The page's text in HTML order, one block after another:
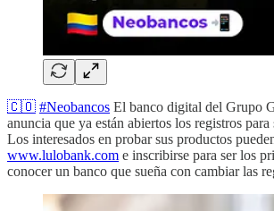
🇨🇴 #Neobancos El banco digital del Grupo
anuncia que ya están abiertos los registros para
Los interesados en probar sus productos
www.lulobank.com e inscribirse para ser los
conocer un banco que sueña con cambiar las